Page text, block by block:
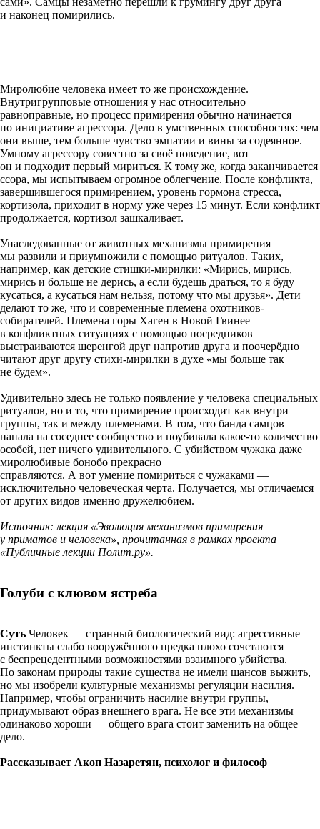
и наконец помирились.
Миролюбие человека имеет то же происхождение.
Внутригрупповые отношения у нас относительно
равноправные, но процесс примирения обычно начинается
по инициативе агрессора. Дело в умственных способностях: чем
они выше, тем больше чувство эмпатии и вины за содеянное.
Умному агрессору совестно за своё поведение, вот
он и подходит первый мириться. К тому же, когда заканчивается
ссора, мы испытываем огромное облегчение. После конфликта,
завершившегося примирением, уровень гормона стресса,
кортизола, приходит в норму уже через 15 минут. Если конфликт
продолжается, кортизол зашкаливает.
Унаследованные от животных механизмы примирения
мы развили и приумножили с помощью ритуалов. Таких,
например, как детские стишки-мирилки: «Мирись, мирись,
мирись и больше не дерись, а если будешь драться, то я буду
кусаться, а кусаться нам нельзя, потому что мы друзья». Дети
делают то же, что и современные племена охотников-
собирателей. Племена горы Хаген в Новой Гвинее
в конфликтных ситуациях с помощью посредников
выстраиваются шеренгой друг напротив друга и поочерёдно
читают друг другу стихи-мирилки в духе «мы больше так
не будем».
Удивительно здесь не только появление у человека специальных
ритуалов, но и то, что примирение происходит как внутри
группы, так и между племенами. В том, что банда самцов
напала на соседнее сообщество и поубивала какое-то количество
особей, нет ничего удивительного. С убийством чужака даже
миролюбивые бонобо прекрасно
справляются. А вот умение помириться с чужаками —
исключительно человеческая черта. Получается, мы отличаемся
от других видов именно дружелюбием.
Источник: лекция «Эволюция механизмов примирения
у приматов и человека», прочитанная в рамках проекта
«Публичные лекции Полит.ру».
Голуби с клювом ястреба
Суть Человек — странный биологический вид: агрессивные
инстинкты слабо вооружённого предка плохо сочетаются
с беспрецедентными возможностями взаимного убийства.
По законам природы такие существа не имели шансов выжить,
но мы изобрели культурные механизмы регуляции насилия.
Например, чтобы ограничить насилие внутри группы,
придумывают образ внешнего врага. Не все эти механизмы
одинаково хороши — общего врага стоит заменить на общее
дело.
Рассказывает Акоп Назаретян, психолог и философ